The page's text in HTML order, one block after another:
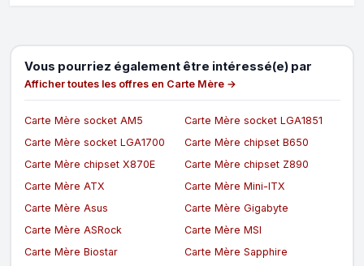
Vous pourriez également être intéressé(e) par
Afficher toutes les offres en Carte Mère →
Carte Mère socket AM5
Carte Mère socket LGA1851
Carte Mère socket LGA1700
Carte Mère chipset B650
Carte Mère chipset X870E
Carte Mère chipset Z890
Carte Mère ATX
Carte Mère Mini-ITX
Carte Mère Asus
Carte Mère Gigabyte
Carte Mère ASRock
Carte Mère MSI
Carte Mère Biostar
Carte Mère Sapphire